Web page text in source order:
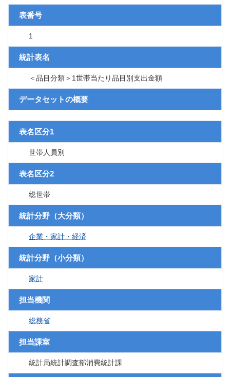
表番号
1
統計表名
＜品目分類＞1世帯当たり品目別支出金額
データセットの概要
表名区分1
世帯人員別
表名区分2
総世帯
統計分野（大分類）
企業・家計・経済
統計分野（小分類）
家計
担当機関
総務省
担当課室
統計局統計調査部消費統計課